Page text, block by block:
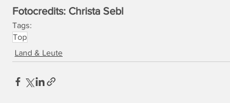
Fotocredits: Christa Sebl
Tags:
Top
Land & Leute